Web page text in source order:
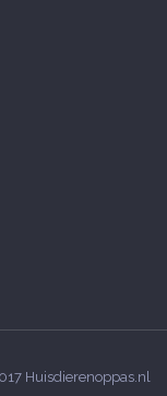
Huisdierenoppas.nl